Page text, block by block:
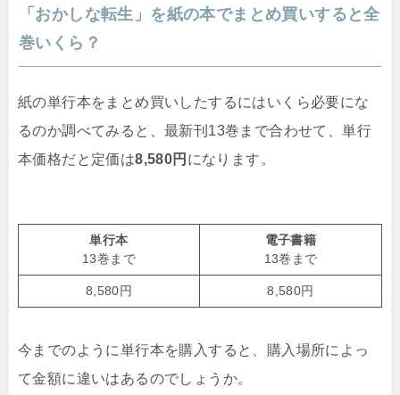
「おかしな転生」を紙の本でまとめ買いすると全
巻いくら？
紙の単行本をまとめ買いしたするにはいくら必要にな
るのか調べてみると、最新刊13巻まで合わせて、単行
本価格だと定価は8,580円 になります。
単行本
13巻まで
電子書籍
13巻まで
8,580円 8,580円
今までのように単行本を購入すると、購入場所によっ
て金額に違いはあるのでしょうか。